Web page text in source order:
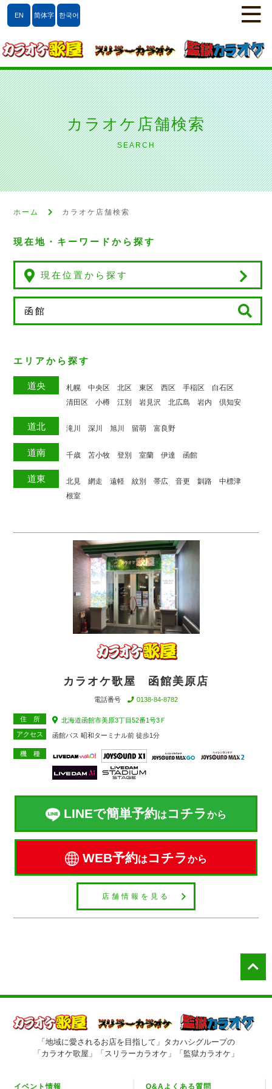
EN 简体字 한국어
カラオケ店舗検索
SEARCH
ホーム カラオケ店舗検索
現在地・キーワードから探す
現在位置から探す
エリアから探す
道央 札幌 中央区 北区 東区 西区 手稲区
白石区
清田区
小樽 江別 岩見沢 北広島 岩内 倶知安
道北 滝川 深川 旭川 留萌 富良野
道南 千歳 苫小牧 登別 室蘭 伊達 函館
道東 北見 網走 遠軽 紋別 帯広 音更 釧路
中標津
根室
カラオケ歌屋 函館美原店
電話番号 0138-84-8782
住 所
北海道函館市美原3丁目52番1号3Ｆ
アクセス
函館バス 昭和ターミナル前 徒歩1分
機 種
LINEで簡単予約は コチラから
WEB予約は コチラから
店舗情報を見る
「地域に愛されるお店を目指して」タカハシグループの
「カラオケ歌屋」「スリラーカラオケ」「監獄カラオケ」
イベント情報 Q&Aよくある質問